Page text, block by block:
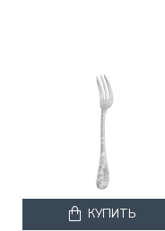
КУПИТЬ